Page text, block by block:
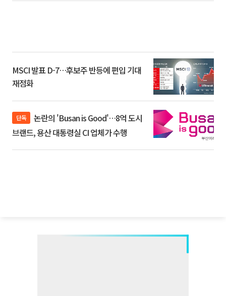
MSCI 발표 D-7…후보주 반등에 편입 기대
재점화
단독
브랜드, 용산 대통령실 CI 업체가 수행